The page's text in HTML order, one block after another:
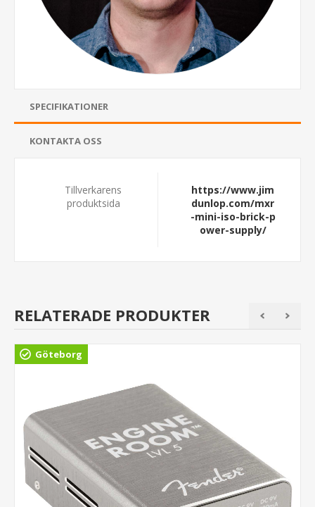
SPECIFIKATIONER
KONTAKTA OSS
Tillverkarens
produktsida
https://www.jim
dunlop.com/mxr
-mini-iso-brick-p
ower-supply/
RELATERADE PRODUKTER
Göteborg